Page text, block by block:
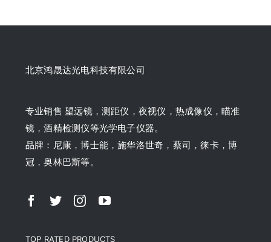
北京鸿晟达光电科技有限公司
专业销售 望远镜，测距仪，夜视仪，热成像仪，瞄准
镜，酒精检测仪等光学电子仪器。
品牌：尼康，博士能，施华洛世奇，蔡司，徕卡，博
冠，奥林巴斯等。
TOP RATED PRODUCTS